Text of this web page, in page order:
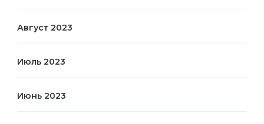
Август 2023
Июль 2023
Июнь 2023